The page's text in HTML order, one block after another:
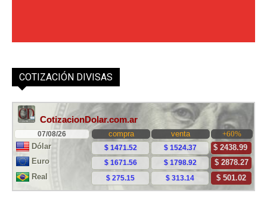
COTIZACIÓN DIVISAS